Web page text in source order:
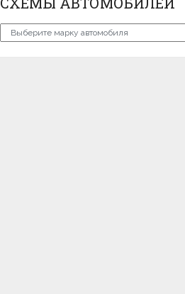
Схемы